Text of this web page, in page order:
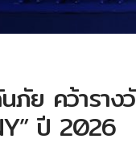
ภัย คว้าราง
ปี 2026